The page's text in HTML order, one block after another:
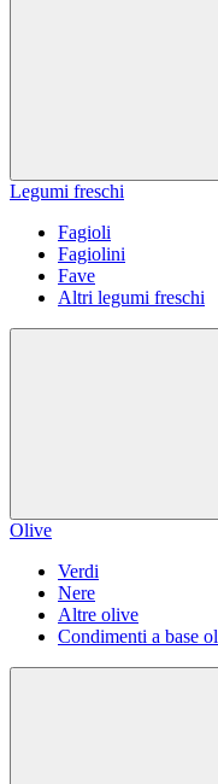
Legumi freschi
Fagioli
Fagiolini
Fave
Altri legumi freschi
Olive
Verdi
Nere
Altre olive
Condimenti a base